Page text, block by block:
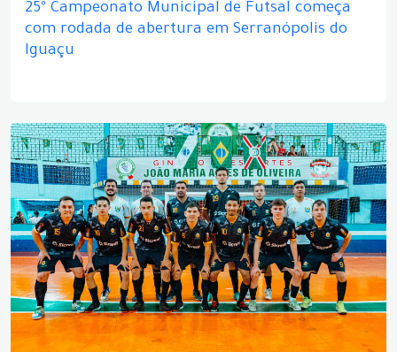
25º Campeonato Municipal de Futsal começa
com rodada de abertura em Serranópolis do
Iguaçu